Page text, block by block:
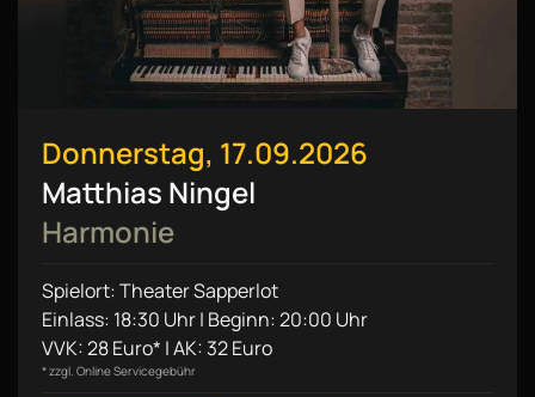
Donnerstag, 17.09.2026
Matthias Ningel
Harmonie
Spielort: Theater Sapperlot
Einlass: 18:30 Uhr | Beginn: 20:00 Uhr
VVK: 28 Euro* | AK: 32 Euro
* zzgl. Online Servicegebühr